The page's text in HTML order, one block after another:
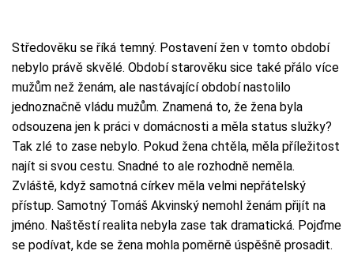
Středověku se říká temný. Postavení žen v tomto období
nebylo právě skvělé. Období starověku sice také přálo více
mužům než ženám, ale nastávající období nastolilo
jednoznačně vládu mužům. Znamená to, že žena byla
odsouzena jen k práci v domácnosti a měla status služky?
Tak zlé to zase nebylo. Pokud žena chtěla, měla příležitost
najít si svou cestu. Snadné to ale rozhodně neměla.
Zvláště, když samotná církev měla velmi nepřátelský
přístup. Samotný Tomáš Akvinský nemohl ženám přijít na
jméno. Naštěstí realita nebyla zase tak dramatická. Pojďme
se podívat, kde se žena mohla poměrně úspěšně prosadit.